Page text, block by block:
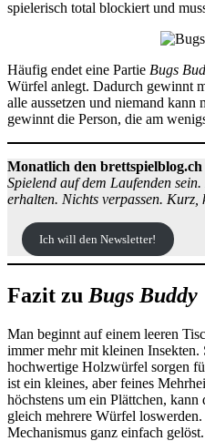
spielerisch total blockiert und
Häufig endet eine Partie Bugs
Würfel anlegt. Dadurch gewinnt
alle aussetzen und niemand kann
gewinnt die Person, die am
Monatlich den
Spielend auf dem Laufenden
erhalten. Nichts verpassen.
Ich will den Newsletter!
Fazit zu Bugs Buddy
Man beginnt auf einem leeren
immer mehr mit kleinen Insekten.
hochwertige Holzwürfel sorgen
ist ein kleines, aber feines
höchstens um ein Plättchen,
gleich mehrere Würfel
Mechanismus ganz einfach gelöst.